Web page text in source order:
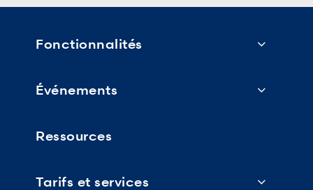
Fonctionnalités
Événements
Ressources
Tarifs et services